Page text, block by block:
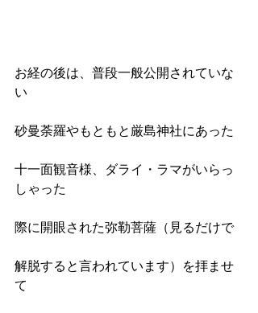
お経の後は、普段一般公開されていな
い
砂曼荼羅やもともと厳島神社にあった
十一面観音様、ダライ・ラマがいらっ
しゃった
際に開眼された弥勒菩薩（見るだけで
解脱すると言われています）を拝ませ
て